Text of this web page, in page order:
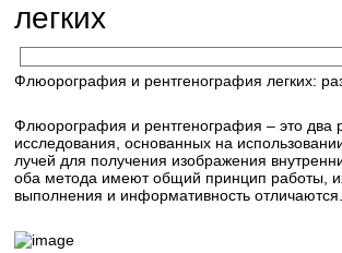
легких
Флюорография и рентгенография легких:
Флюорография и рентгенография – это два
исследования, основанных на
лучей для получения изображения
оба метода имеют общий принцип работы,
выполнения и информативность отличаются.